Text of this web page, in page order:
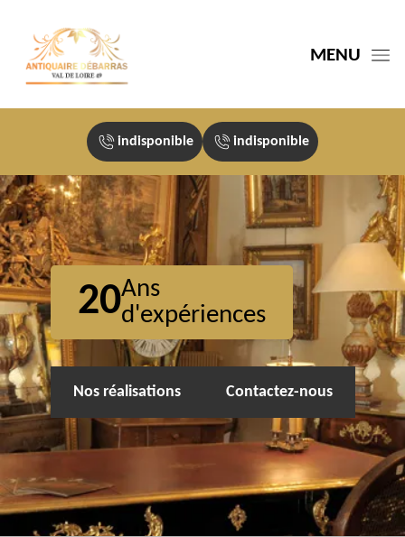
MENU
indisponible indisponible
20Ans
d'expériences
Nos réalisations Contactez-nous